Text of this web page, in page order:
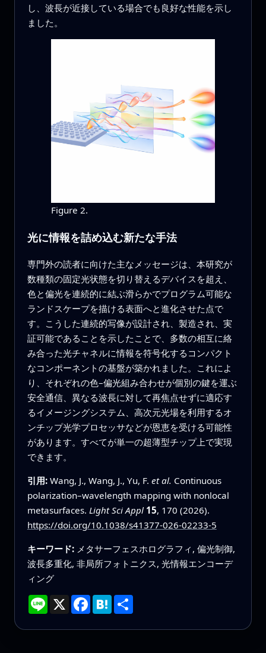
し、波長が近接している場合でも良好な性能を示し
ました。
Figure 2.
光に情報を詰め込む新たな手法
専門外の読者に向けた主なメッセージは、本研究が
数種類の固定光状態を切り替えるデバイスを超え、
色と偏光を連続的に結ぶ滑らかでプログラム可能な
ランドスケープを描ける表面へと進化させた点で
す。こうした連続的写像が設計され、製造され、実
証可能であることを示したことで、多数の相互に絡
み合った光チャネルに情報を符号化するコンパクト
なコンポーネントの基盤が築かれました。これによ
り、それぞれの色–偏光組み合わせが個別の鍵を運ぶ
安全通信、異なる波長に対して再焦点せずに適応す
るイメージングシステム、高次元光場を利用するオ
ンチップ光学プロセッサなどが恩恵を受ける可能性
があります。すべてが単一の超薄型チップ上で実現
できます。
引用: Wang, J., Wang, J., Yu, F. et al. Continuous
polarization–wavelength mapping with nonlocal
metasurfaces. Light Sci Appl 15, 170 (2026).
https://doi.org/10.1038/s41377-026-02233-5
キーワード: メタサーフェスホログラフィ, 偏光制御,
波長多重化, 非局所フォトニクス, 光情報エンコーデ
ィング
Line X Facebook
Hatena
共
有